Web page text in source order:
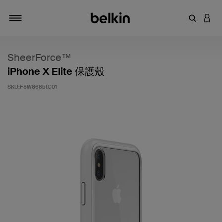
輸入關鍵
登入
SheerForce™
iPhone X Elite 保護殼
SKU:F8W868btC01